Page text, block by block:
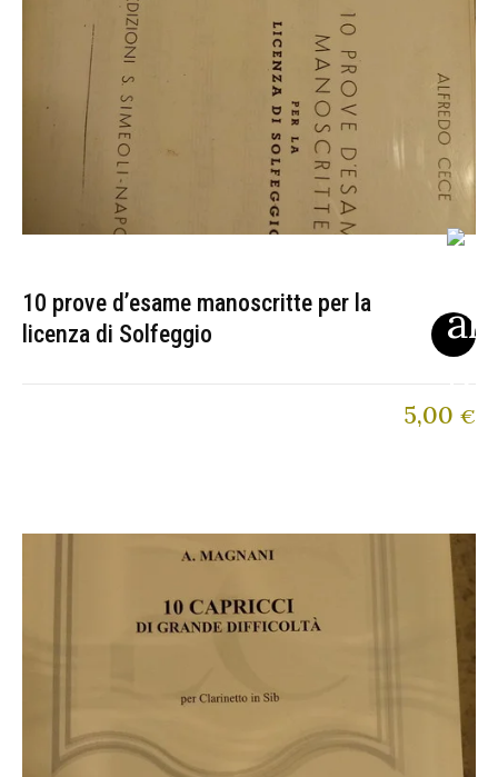
10 prove d’esame manoscritte per la
licenza di Solfeggio
5,00 €